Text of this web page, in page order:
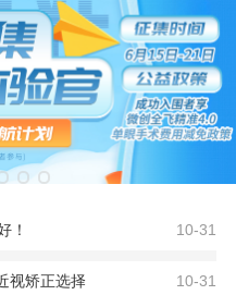
！ 10-31
视矫正选择 10-31